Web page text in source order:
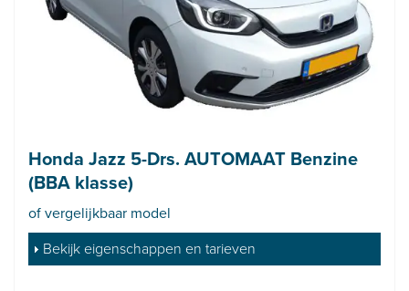
Honda Jazz 5-Drs. AUTOMAAT Benzine
(BBA klasse)
of vergelijkbaar model
Bekijk eigenschappen en tarieven